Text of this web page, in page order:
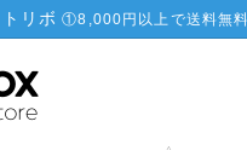
トリボ ①8,000円以上で送料無料